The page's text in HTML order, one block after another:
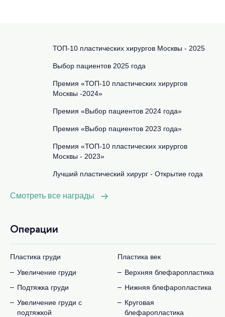
ТОП-10 пластических хирургов Москвы - 2025
Выбор пациентов 2025 года
Премия «ТОП-10 пластических хирургов
Москвы -2024»
Премия «Выбор пациентов 2024 года»
Премия «Выбор пациентов 2023 года»
Премия «ТОП-10 пластических хирургов
Москвы - 2023»
Лучший пластический хирург - Открытие года
Смотреть все награды
Операции
Пластика груди
Увеличение груди
Подтяжка груди
Увеличение груди с
подтяжкой
Пластика век
Верхняя блефаропластика
Нижняя блефаропластика
Круговая
блефаропластика